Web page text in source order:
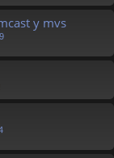
y mvs